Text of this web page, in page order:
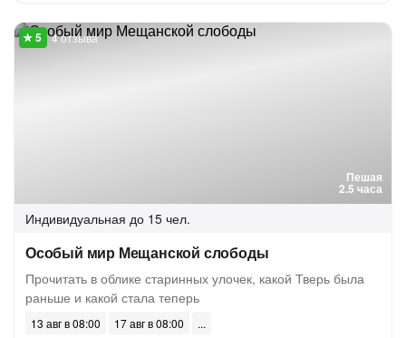
Пешая
2.5 часа
4 отзыва
Индивидуальная до 15 чел.
Особый мир Мещанской слободы
Прочитать в облике старинных улочек, какой Тверь была
раньше и какой стала теперь
13 авг в 08:00
17 авг в 08:00